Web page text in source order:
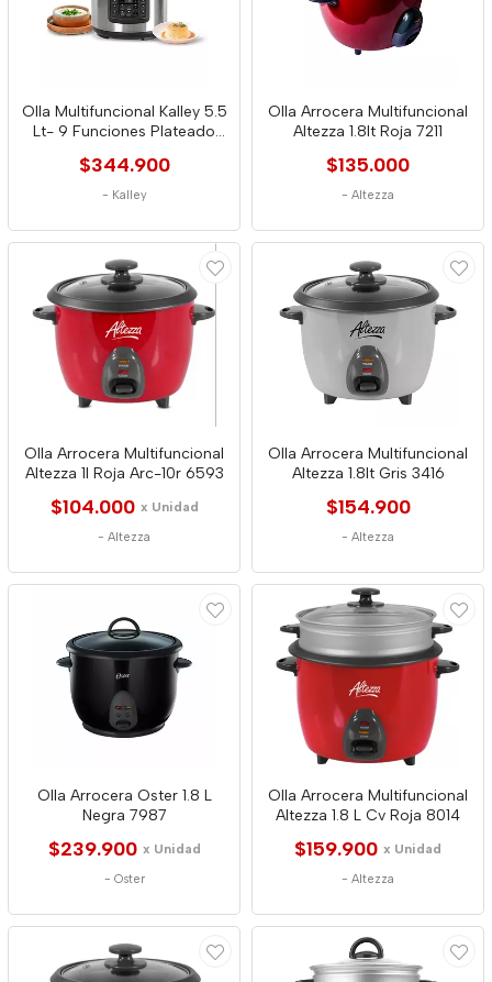
Olla Multifuncional Kalley 5.5
Lt- 9 Funciones Plateado
$344.900
- Kalley
Olla Arrocera Multifuncional
Altezza 1.8lt Roja 7211
$135.000
- Altezza
Olla Arrocera Multifuncional
Altezza 1l Roja Arc-10r 6593
$104.000 x Unidad
- Altezza
Olla Arrocera Multifuncional
Altezza 1.8lt Gris 3416
$154.900
- Altezza
Olla Arrocera Oster 1.8 L
Negra 7987
$239.900 x Unidad
- Oster
Olla Arrocera Multifuncional
Altezza 1.8 L Cv Roja 8014
$159.900 x Unidad
- Altezza